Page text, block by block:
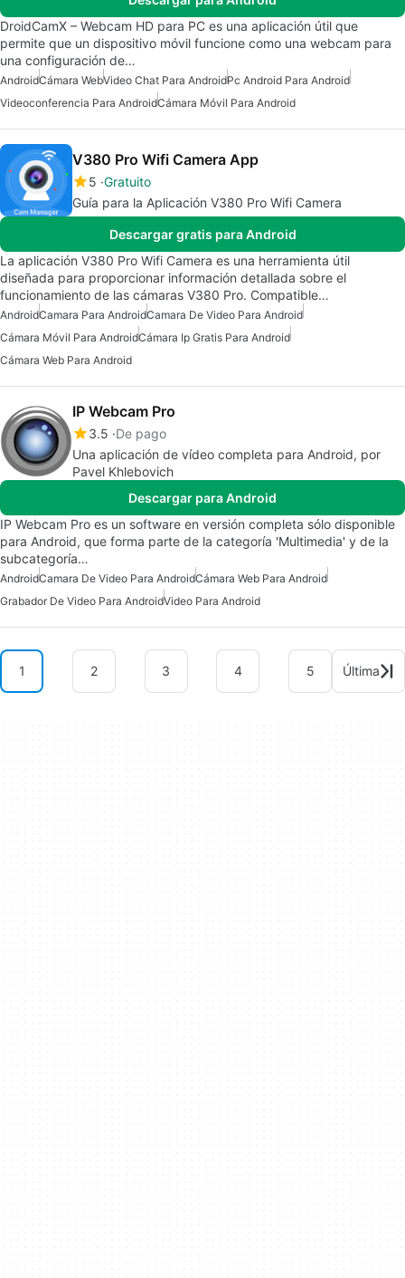
DroidCamX – Webcam HD para PC es una aplicación útil que
permite que un dispositivo móvil funcione como una webcam para
una configuración de…
AndroidCámara WebVideo Chat Para AndroidPc Android Para Android
Videoconferencia Para AndroidCámara Móvil Para Android
V380 Pro Wifi Camera App
5 Gratuito
Guía para la Aplicación V380 Pro Wifi Camera
Descargar gratis para Android
La aplicación V380 Pro Wifi Camera es una herramienta útil
diseñada para proporcionar información detallada sobre el
funcionamiento de las cámaras V380 Pro. Compatible…
AndroidCamara Para AndroidCamara De Video Para Android
Cámara Móvil Para AndroidCámara Ip Gratis Para Android
Cámara Web Para Android
IP Webcam Pro
3.5 De pago
Una aplicación de vídeo completa para Android, por
Pavel Khlebovich
Descargar para Android
IP Webcam Pro es un software en versión completa sólo disponible
para Android, que forma parte de la categoría 'Multimedia' y de la
subcategoría…
AndroidCamara De Video Para AndroidCámara Web Para Android
Grabador De Video Para AndroidVideo Para Android
1 2 3 4 5 Última